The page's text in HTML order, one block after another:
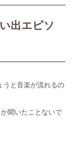
出エピソ
うと音楽が流れるの
聞いたことないで